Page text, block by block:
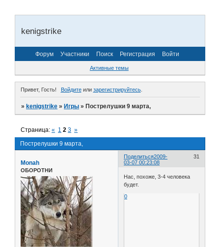
kenigstrike
Форум Участники Поиск Регистрация Войти
Активные темы
Привет, Гость! Войдитеили зарегистрируйтесь.
»kenigstrike »Игры »Пострелушки 9 марта,
Пострелушки 9 марта,
Страница:« 1 2 3 »
Поделиться 31
2009-
03-07 00:23:08
Monah
ОБОРОТНИ
Нас, похоже, 3-4 человека
будет.
0